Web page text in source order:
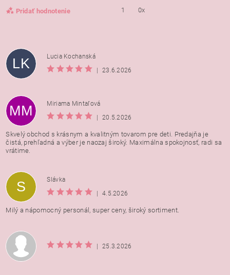
Pridať hodnotenie
1
0x
Vložením hodnotenie súhlasíte s
osobných údajov
LK
Lucia Kochanská
|
23.6.2026
MM
Miriama Mintaľová
|
20.5.2026
Skvelý obchod s krásnym a kvalitným tovarom pre deti. Predajňa je
čistá, prehľadná a výber je naozaj široký. Maximálna spokojnosť, radi sa
vrátime.
S
Slávka
|
4.5.2026
Milý a nápomocný personál, super ceny, široký sortiment.
| 25.3.2026